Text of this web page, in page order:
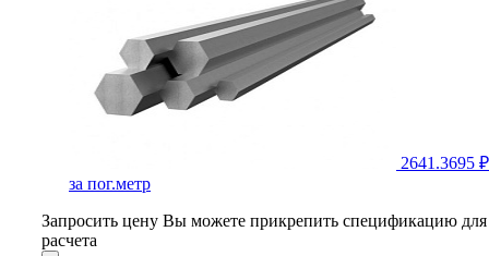
2641.3695 ₽
за пог.метр
Запросить цену Вы можете прикрепить спецификацию для
расчета